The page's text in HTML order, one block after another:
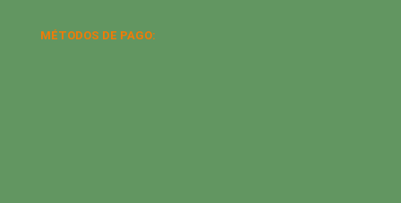
MÉTODOS DE PAGO: